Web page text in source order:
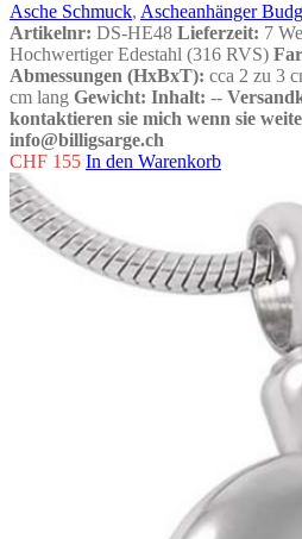
Asche Schmuck, Ascheanhänger
Artikelnr: DS-HE48 Lieferzeit: 7
Hochwertiger Edestahl (316 RVS)
Abmessungen (HxBxT): cca 2 zu 3
cm lang Gewicht: Inhalt: --
kontaktieren sie mich wenn sie
info@billigsarge.ch
CHF 155 In den Warenkorb